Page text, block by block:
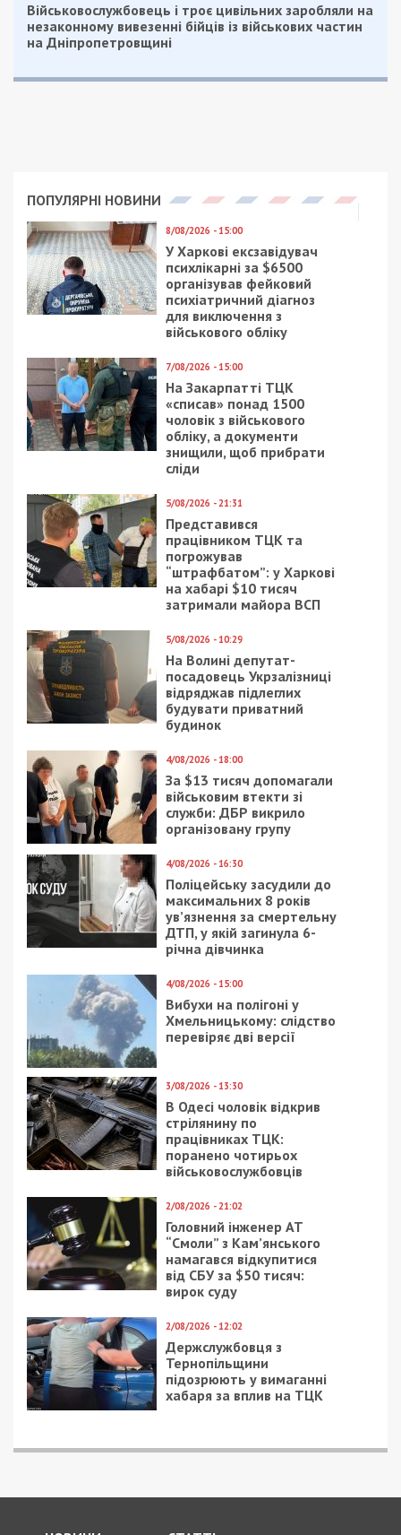
Військовослужбовець і троє цивільних заробляли на
незаконному вивезенні бійців із військових частин
на Дніпропетровщині
ПОПУЛЯРНІ НОВИНИ
8/08/2026 - 15:00
У Харкові ексзавідувач
психлікарні за $6500
організував фейковий
психіатричний діагноз
для виключення з
військового обліку
7/08/2026 - 15:00
На Закарпатті ТЦК
«списав» понад 1500
чоловік з військового
обліку, а документи
знищили, щоб прибрати
сліди
5/08/2026 - 21:31
Представився
працівником ТЦК та
погрожував
“штрафбатом”: у Харкові
на хабарі $10 тисяч
затримали майора ВСП
5/08/2026 - 10:29
На Волині депутат-
посадовець Укрзалізниці
відряджав підлеглих
будувати приватний
будинок
4/08/2026 - 18:00
За $13 тисяч допомагали
військовим втекти зі
служби: ДБР викрило
організовану групу
4/08/2026 - 16:30
Поліцейську засудили до
максимальних 8 років
ув’язнення за смертельну
ДТП, у якій загинула 6-
річна дівчинка
4/08/2026 - 15:00
Вибухи на полігоні у
Хмельницькому: слідство
перевіряє дві версії
3/08/2026 - 13:30
В Одесі чоловік відкрив
стрілянину по
працівниках ТЦК:
поранено чотирьох
військовослужбовців
2/08/2026 - 21:02
Головний інженер АТ
“Смоли” з Кам’янського
намагався відкупитися
від СБУ за $50 тисяч:
вирок суду
2/08/2026 - 12:02
Держслужбовця з
Тернопільщини
підозрюють у вимаганні
хабаря за вплив на ТЦК